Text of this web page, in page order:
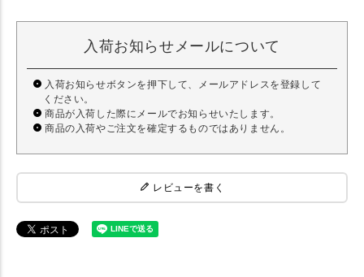
入荷お知らせメールについて
入荷お知らせボタンを押下して、メールアドレスを登録して
ください。
商品が入荷した際にメールでお知らせいたします。
商品の入荷やご注文を確定するものではありません。
レビューを書く